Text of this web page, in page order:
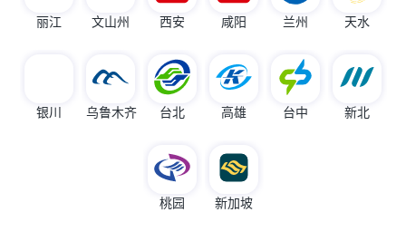
丽江 文山州 西安 咸阳 兰州 天水
银川 乌鲁木齐 台北 高雄 台中 新北
桃园 新加坡